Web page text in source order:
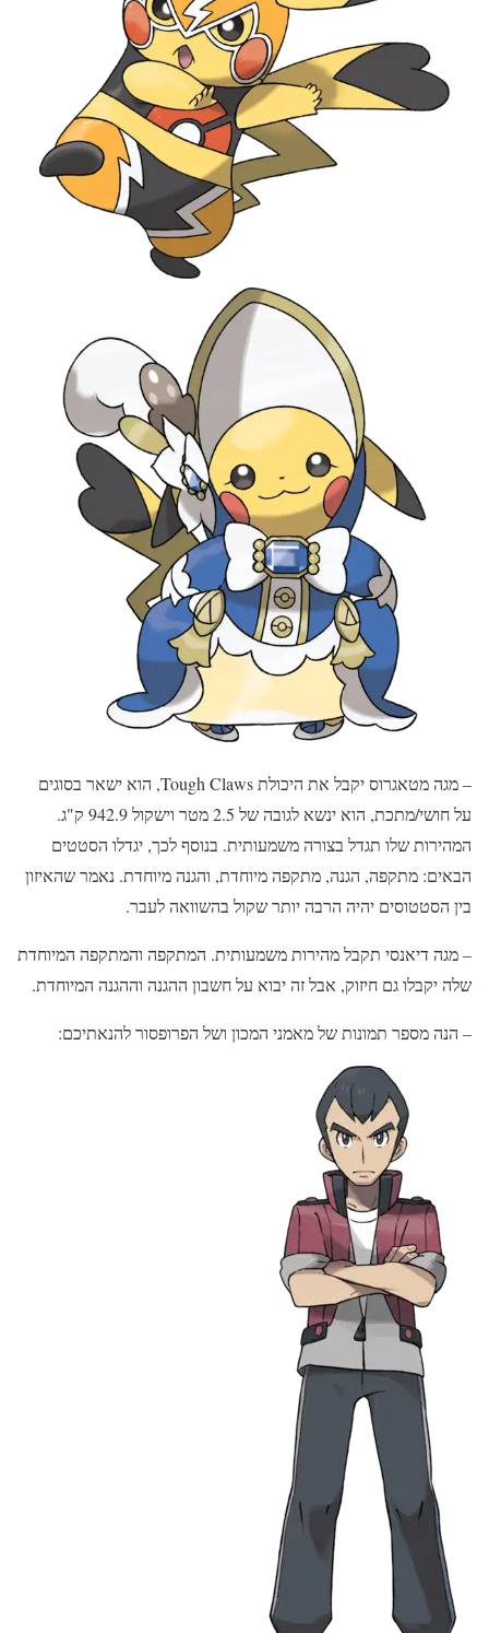
– מגה מטאגרוס יקבל את היכולת Tough Claws, הוא ישאר בסוגים
על חושי/מתכת, הוא ינשא לגובה של 2.5 מטר וישקול 942.9 ק"ג.
המהירות שלו תגדל בצורה משמעותית. בנוסף לכך, יגדלו הסטטים
הבאים: מתקפה, הגנה, מתקפה מיוחדת, והגנה מיוחדת. נאמר שהאיזון
בין הסטטוסים יהיה הרבה יותר שקול בהשוואה לעבר.
– מגה דיאנסי תקבל מהירות משמעותית. המתקפה והמתקפה המיוחדת
שלה יקבלו גם חיזוק, אבל זה יבוא על חשבון ההגנה וההגנה המיוחדת.
– הנה מספר תמונות של מאמני המכון ושל הפרופסור להנאתיכם: